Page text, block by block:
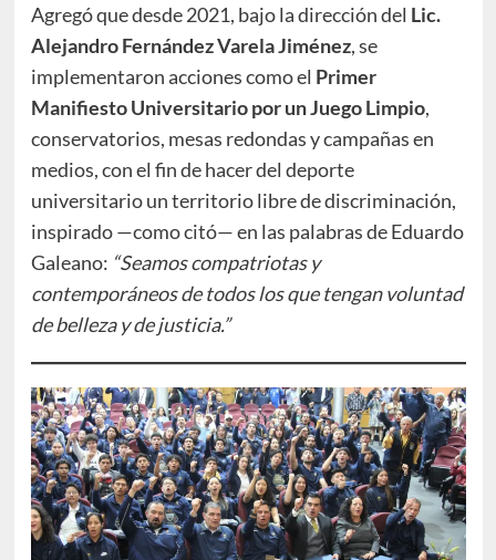
Agregó que desde 2021, bajo la dirección del Lic.
Alejandro Fernández Varela Jiménez, se
implementaron acciones como el Primer
Manifiesto Universitario por un Juego Limpio,
conservatorios, mesas redondas y campañas en
medios, con el fin de hacer del deporte
universitario un territorio libre de discriminación,
inspirado —como citó— en las palabras de Eduardo
Galeano: “Seamos compatriotas y
contemporáneos de todos los que tengan voluntad
de belleza y de justicia.”